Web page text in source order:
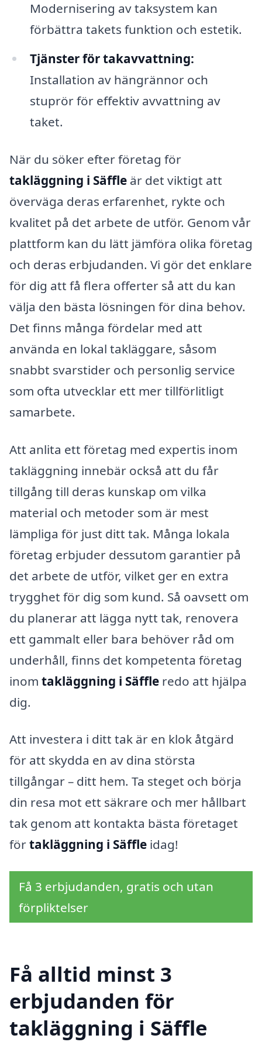
Modernisering av taksystem kan
förbättra takets funktion och estetik.
Tjänster för takavvattning:
Installation av hängrännor och
stuprör för effektiv avvattning av
taket.
När du söker efter företag för
takläggning i Säffle är det viktigt att
överväga deras erfarenhet, rykte och
kvalitet på det arbete de utför. Genom vår
plattform kan du lätt jämföra olika företag
och deras erbjudanden. Vi gör det enklare
för dig att få flera offerter så att du kan
välja den bästa lösningen för dina behov.
Det finns många fördelar med att
använda en lokal takläggare, såsom
snabbt svarstider och personlig service
som ofta utvecklar ett mer tillförlitligt
samarbete.
Att anlita ett företag med expertis inom
takläggning innebär också att du får
tillgång till deras kunskap om vilka
material och metoder som är mest
lämpliga för just ditt tak. Många lokala
företag erbjuder dessutom garantier på
det arbete de utför, vilket ger en extra
trygghet för dig som kund. Så oavsett om
du planerar att lägga nytt tak, renovera
ett gammalt eller bara behöver råd om
underhåll, finns det kompetenta företag
inom takläggning i Säffle redo att hjälpa
dig.
Att investera i ditt tak är en klok åtgärd
för att skydda en av dina största
tillgångar – ditt hem. Ta steget och börja
din resa mot ett säkrare och mer hållbart
tak genom att kontakta bästa företaget
förtakläggning i Säffle idag!
Få 3 erbjudanden, gratis och utan
förpliktelser
Få alltid minst 3
erbjudanden för
takläggning i Säffle